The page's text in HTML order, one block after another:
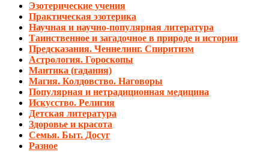
Эзотерические учения
Практическая эзотерика
Научная и научно-популярная литература
Таинственное и загадочное в природе и истории
Предсказания. Ченнелинг. Спиритизм
Астрология. Гороскопы
Мантика (гадания)
Магия. Колдовство. Наговоры
Популярная и нетрадиционная медицина
Искусство. Религия
Детская литература
Здоровье и красота
Семья. Быт. Досуг
Разное